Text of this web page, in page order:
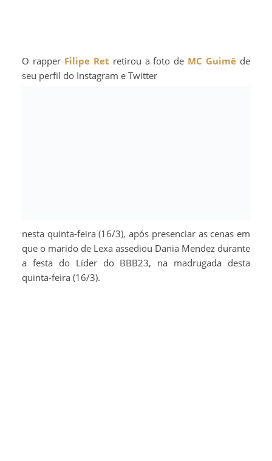
O rapper Filipe Ret retirou a foto de MC Guimê de
seu perfil do Instagram e Twitter
nesta quinta-feira (16/3), após presenciar as cenas em
que o marido de Lexa assediou Dania Mendez durante
a festa do Líder do BBB23, na madrugada desta
quinta-feira (16/3).